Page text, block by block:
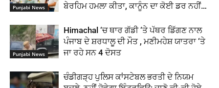
Punjabi News
ਬੇਰਹਿਮ ਹਮਲਾ ਕੀਤਾ, ਕਾਨੂੰਨ ਦਾ ਕੋਈ ਡਰ ਨਹੀਂ…
Punjabi News
Himachal ‘ਚ ਥਾਰ ਗੱਡੀ ‘ਤੇ ਪੱਥਰ ਡਿੱਗਣ ਨਾਲ
ਪੰਜਾਬ ਦੇ ਸ਼ਰਧਾਲੂ ਦੀ ਮੌਤ , ਮਣੀਮਹੇਸ਼ ਯਾਤਰਾ ‘ਤੇ
ਜਾ ਰਹੇ ਸਨ 4 ਦੋਸਤ
ਚੰਡੀਗੜ੍ਹ ਪੁਲਿਸ ਕਾਂਸਟੇਬਲ ਭਰਤੀ ਦੇ ਨਿਯਮ